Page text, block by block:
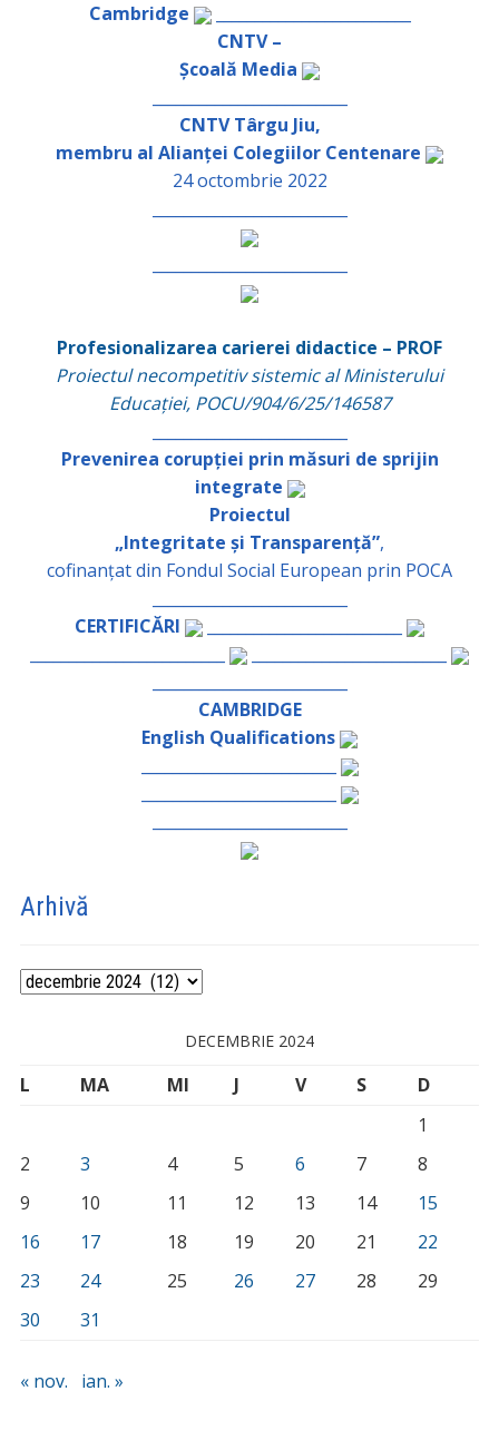
Cambridge
_________________________
CNTV –
Școală Media
CNTV Târgu Jiu,
membru al Alianței Colegiilor Centenare
24 octombrie 2022
Profesionalizarea carierei didactice – PROF
Proiectul necompetitiv sistemic al Ministerului
Educației, POCU/904/6/25/146587
Prevenirea corupției prin măsuri de sprijin
integrate
Proiectul
„Integritate și Transparență”,
cofinanțat din Fondul Social European prin POCA
CERTIFICĂRI
CAMBRIDGE
English Qualifications
Arhivă
Arhivă
DECEMBRIE 2024
L MA MI J V S
D
1
2
3 4 5 6 7
8
9
10 11 12 13 14
15
16
17 18 19 20 21
22
23
24 25 26 27 28
29
30
31
« nov. ian. »